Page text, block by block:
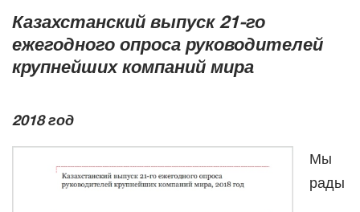
Казахстанский выпуск 21-го
ежегодного опроса руководителей
крупнейших компаний мира
2018 год
Мы
рады